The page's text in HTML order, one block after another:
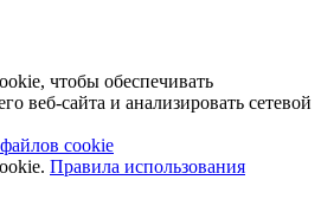
чтобы обеспечивать
веб-сайта и анализировать сетевой
cookie
Правила использования